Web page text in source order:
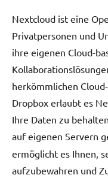
Nextcloud ist eine
Privatpersonen und
ihre eigenen Cloud-
herkömmlichen
Dropbox erlaubt es
Ihre Daten zu
auf eigenen Servern
ermöglicht es Ihnen,
aufzubewahren und